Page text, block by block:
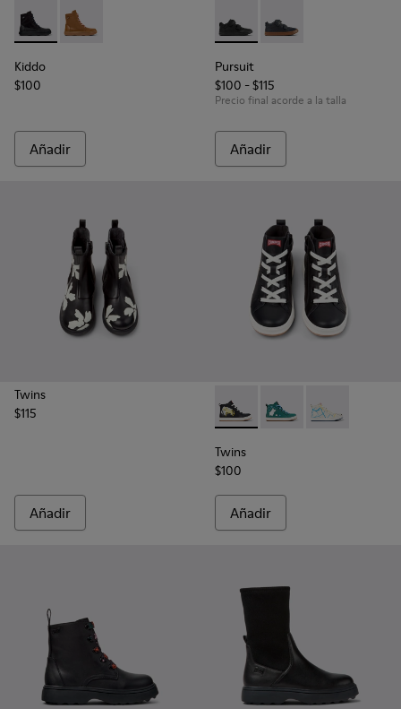
Kiddo - K900363-007 - Botines negros de tejido y piel para
Kiddo - K900363-008
Kiddo
$100
Añadir
Pursuit - K900197-001 -
Pursuit - K900197-
Pursuit
$100 - $115
Precio final acorde a la talla
Añadir
Twins
$115
Añadir
Twins - K900261-010 -
Twins - K900261-013
Twins -
Twins
$100
Añadir